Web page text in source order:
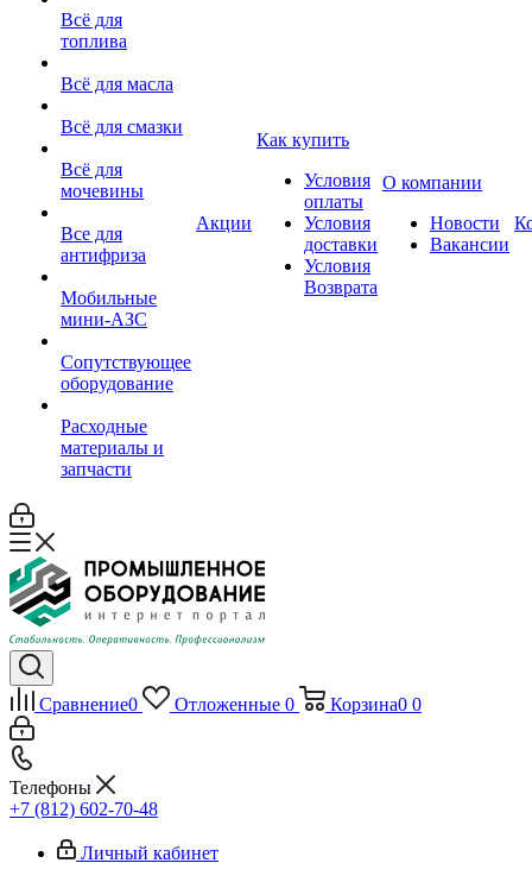
Всё для
топлива
Всё для масла
Всё для смазки
Всё для
мочевины
Все для
антифриза
Мобильные
мини-АЗС
Сопутствующее
оборудование
Расходные
материалы и
запчасти
Акции
Как купить
Условия
оплаты
Условия
доставки
Условия
Возврата
О компании
Новости
Вакансии
Сравнение0 Отложенные 0 Корзина0 0
Телефоны
+7 (812) 602-70-48
Личный кабинет